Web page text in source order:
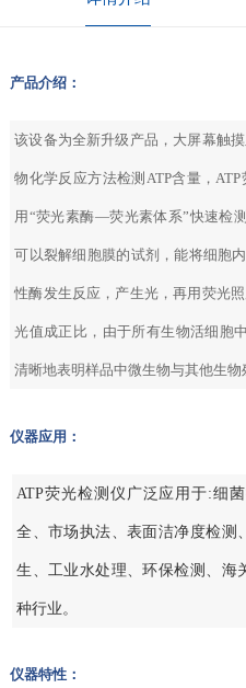
产品介绍：
该设备为全新升级产品，大屏幕触
物化学反应方法检测ATP含量，
用“荧光素酶—荧光素体系”快速检
可以裂解细胞膜的试剂，能将细胞
性酶发生反应，产生光，再用荧光
光值成正比，由于所有生物活细胞
清晰地表明样品中微生物与其他生物
仪器应用：
ATP荧光检测仪广泛应用于:细
全、市场执法、表面洁净度检测
生、工业水处理、环保检测、海
种行业。
仪器特性：